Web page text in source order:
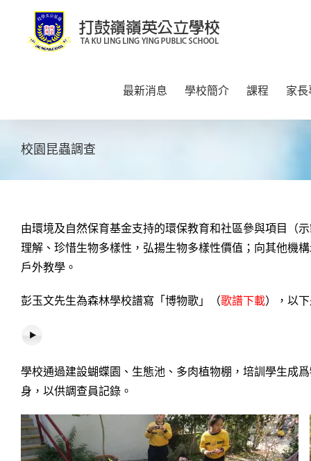
content
最新消息 學校簡介 課程 家
校園昆蟲調查
由環境及自然保育基金支持的環保教育和社區參與項目（
理解、珍惜生物多樣性，弘揚生物多樣性價值；向其他機
戶外教學。
彭玉文先生為森林學校譜寫「博物歌」（歌譜下載），以
學校通過建設蝴蝶園、生態池、多肉植物棚，培訓學生成
身，以供調查員記錄。